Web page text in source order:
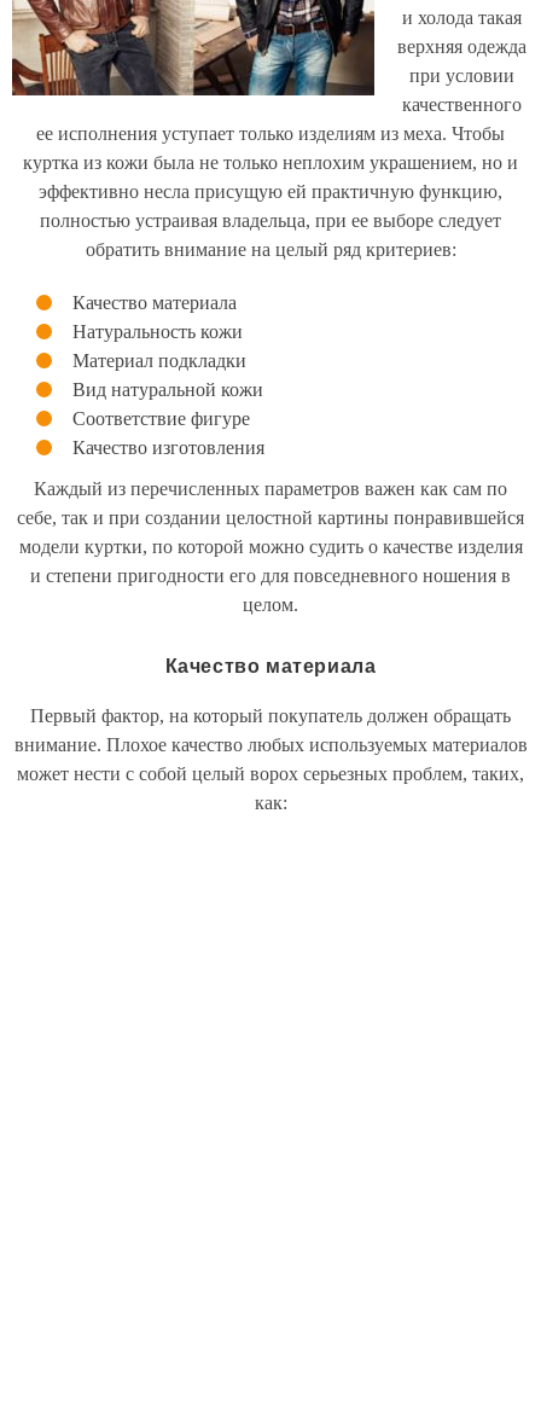
и холода такая
верхняя одежда
при условии
качественного
ее исполнения уступает только изделиям из меха. Чтобы
куртка из кожи была не только неплохим украшением, но и
эффективно несла присущую ей практичную функцию,
полностью устраивая владельца, при ее выборе следует
обратить внимание на целый ряд критериев:
Качество материала
Натуральность кожи
Материал подкладки
Вид натуральной кожи
Соответствие фигуре
Качество изготовления
Каждый из перечисленных параметров важен как сам по
себе, так и при создании целостной картины понравившейся
модели куртки, по которой можно судить о качестве изделия
и степени пригодности его для повседневного ношения в
целом.
Качество материала
Первый фактор, на который покупатель должен обращать
внимание. Плохое качество любых используемых материалов
может нести с собой целый ворох серьезных проблем, таких,
как: